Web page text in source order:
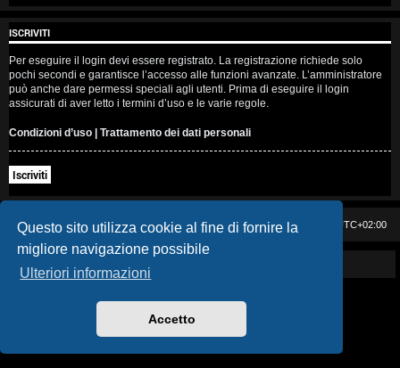
Questo sito utilizza cookie al fine di fornire la
migliore navigazione possibile
Ulteriori informazioni
Accetto
e
n
z
a
r
i
s
p
o
t
ISCRIVITI
Per eseguire il login devi essere registrato. La registrazione richiede solo
pochi secondi e garantisce l’accesso alle funzioni avanzate. L’amministratore
può anche dare permessi speciali agli utenti. Prima di eseguire il login
assicurati di aver letto i termini d’uso e le varie regole.
Condizioni d’uso | Trattamento dei dati personali
Iscriviti
Casa DAG Tutti gli orari sono UTC+02:00
Cancella cookie